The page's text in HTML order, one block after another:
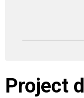
Project